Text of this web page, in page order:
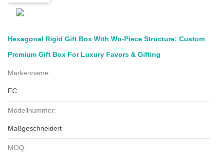
Hexagonal Rigid Gift Box With Wo-Piece Structure: Custom
Premium Gift Box For Luxury Favors & Gifting
Markenname:
FC
Modellnummer:
Maßgeschneidert
MOQ: